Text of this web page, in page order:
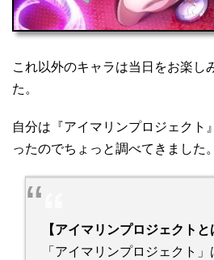
これ以外のキャラは当日をお楽し
た。
自分は『アイマリンプロジェクト
ったのでちょっと調べてきました。
【アイマリンプロジェクトと
「アイマリンプロジェクト